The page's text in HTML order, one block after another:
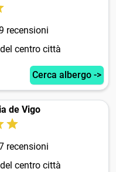
recensioni
centro città
Cerca albergo ->
de Vigo
recensioni
centro città